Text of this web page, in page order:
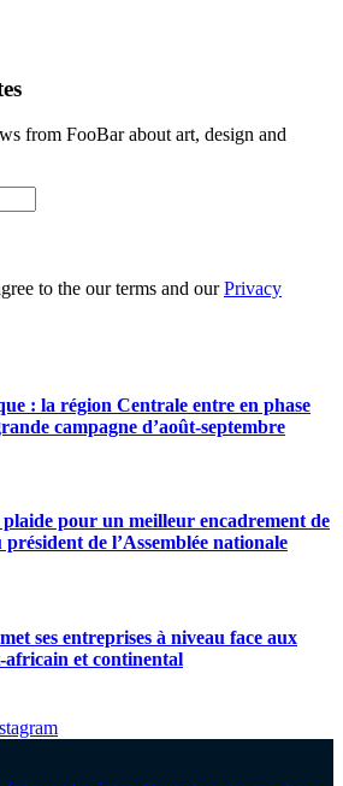
from FooBar about art, design and
to the our terms and ourPrivacy
: la région Centrale entre en phase
campagne d’août-septembre
pour un meilleur encadrement de
de l’Assemblée nationale
ses entreprises à niveau face aux
africain et continental